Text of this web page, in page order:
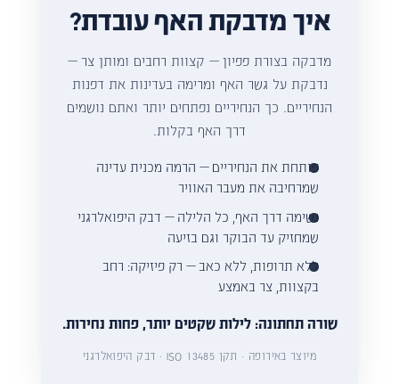
איך מדבקת האף עובדת?
מדבקה בצורת פפיון — קצוות רחבים ומותן צר —
נדבקת על גשר האף ומרימה בעדינות את דפנות
הנחיריים. כך הנחיריים נפתחים יותר ואתם נושמים
דרך האף בקלות.
פותחת את הנחיריים — הרמה מכנית עדינה
שמרחיבה את מעבר האוויר
נשימה דרך האף, כל הלילה — דבק היפואלרגני
שמחזיק עד הבוקר וגם בזיעה
ללא תרופות, ללא כאב — רק פיזיקה: רחב
בקצוות, צר באמצע
שורה תחתונה: לילות שקטים יותר, פחות נחירות.
מיוצר באירופה · תקן ISO 13485 · דבק היפואלרגני